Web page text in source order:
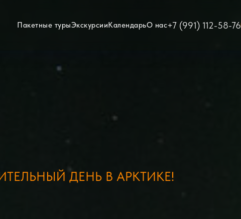
Пакетные турыЭкскурсииКалендарьО нас+7 (991) 112-58-76
ДЕНЬ В АРКТИКЕ!